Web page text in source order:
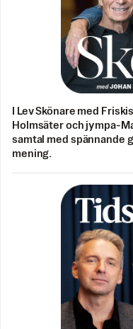
I Lev Skönare med
Holmsäter och jympa-
samtal med spännande
mening.